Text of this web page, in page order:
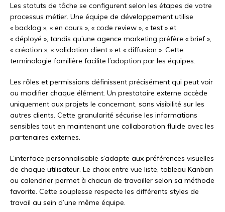
Les statuts de tâche se configurent selon les étapes de votre
processus métier. Une équipe de développement utilise
« backlog », « en cours », « code review », « test » et
« déployé », tandis qu’une agence marketing préfère « brief »,
« création », « validation client » et « diffusion ». Cette
terminologie familière facilite l’adoption par les équipes.
Les rôles et permissions définissent précisément qui peut voir
ou modifier chaque élément. Un prestataire externe accède
uniquement aux projets le concernant, sans visibilité sur les
autres clients. Cette granularité sécurise les informations
sensibles tout en maintenant une collaboration fluide avec les
partenaires externes.
L’interface personnalisable s’adapte aux préférences visuelles
de chaque utilisateur. Le choix entre vue liste, tableau Kanban
ou calendrier permet à chacun de travailler selon sa méthode
favorite. Cette souplesse respecte les différents styles de
travail au sein d’une même équipe.